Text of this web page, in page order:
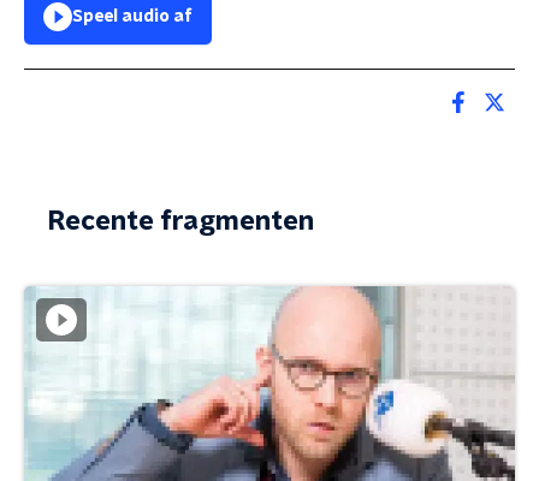
Speel audio af
Recente fragmenten